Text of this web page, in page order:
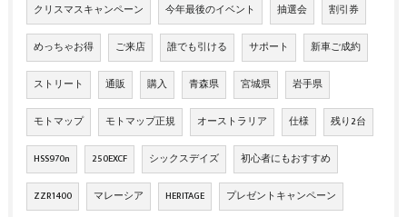
クリスマスキャンペーン 今年最後のイベント 抽選会 割引券
めっちゃお得 ご来店 誰でも引ける サポート 新車ご成約
ストリート 通販 購入 青森県 宮城県 岩手県
モトマップ モトマップ正規 オーストラリア 仕様 残り2台
HSS970n 250EXCF シックスデイズ 初心者にもおすすめ
ZZR1400 マレーシア HERITAGE プレゼントキャンペーン